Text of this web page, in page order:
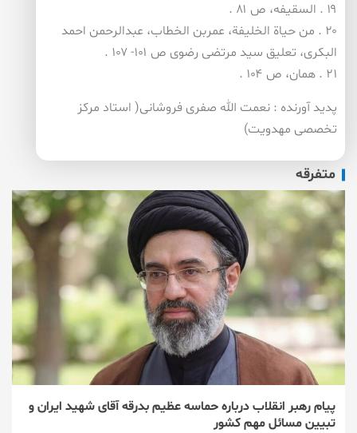
۱۹ . السقیفه، ص ۸۱ .
۲۰ . من حیاة الخلیفة، عمربن الخطاب، عبدالرحمن احمد
البكری، تعلیق سید مرتضی رضوی ص ۱۰۱- ۱۰۷ .
۲۱ . همان، ص ۱۰۴ .
پدید آورنده : نعمت الله صفری فروشانی( استاد مركز
تخصصی مهدویت)
متفرقه
پیام رهبر انقلاب درباره حماسه عظیم بدرقه آقای شهید ایران و
تبیین مسائل مهم کشور